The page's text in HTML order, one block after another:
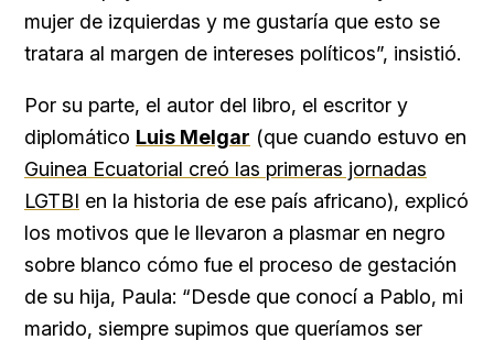
mujer de izquierdas y me gustaría que esto se
tratara al margen de intereses políticos”, insistió.
Por su parte, el autor del libro, el escritor y
diplomático Luis Melgar (que cuando estuvo en
Guinea Ecuatorial creó las primeras jornadas
LGTBI en la historia de ese país africano), explicó
los motivos que le llevaron a plasmar en negro
sobre blanco cómo fue el proceso de gestación
de su hija, Paula: “Desde que conocí a Pablo, mi
marido, siempre supimos que queríamos ser